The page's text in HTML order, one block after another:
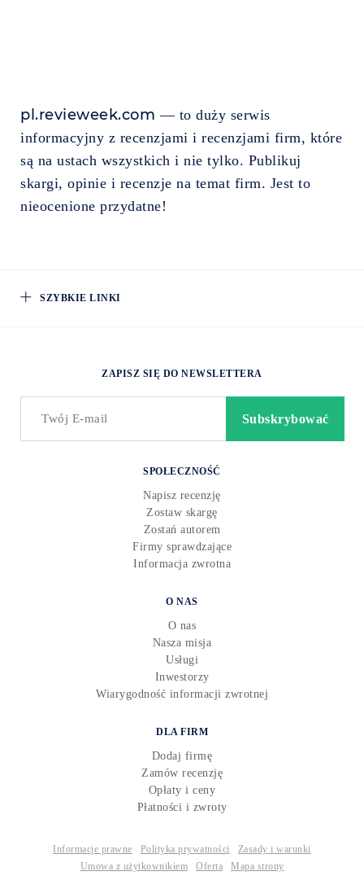
pl.revieweek.com — to duży serwis
informacyjny z recenzjami i recenzjami firm, które
są na ustach wszystkich i nie tylko. Publikuj
skargi, opinie i recenzje na temat firm. Jest to
nieocenione przydatne!
SZYBKIE LINKI
SPOŁECZNOŚĆ
Napisz recenzję
Zostaw skargę
Zostań autorem
Firmy sprawdzające
Informacja zwrotna
O NAS
O nas
Nasza misja
Usługi
Inwestorzy
Wiarygodność informacji zwrotnej
DLA FIRM
Dodaj firmę
Zamów recenzję
Opłaty i ceny
Płatności i zwroty
ZAPISZ SIĘ DO NEWSLETTERA
Informacje prawne Polityka prywatności
Zasady i warunki
Umowa z użytkownikiem
Oferta Mapa strony